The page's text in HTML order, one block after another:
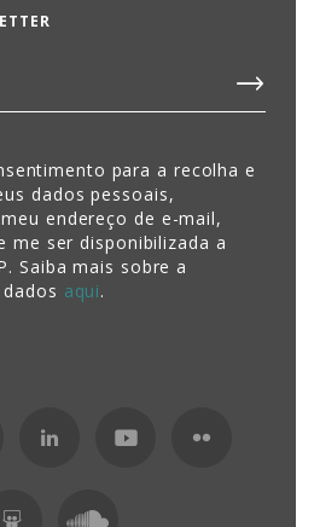
para a recolha e
dados pessoais,
endereço de e-mail,
me ser disponibilizada a
Saiba mais sobre a
aqui.